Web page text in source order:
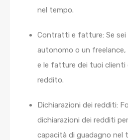
nel tempo.
Contratti e fatture: Se
autonomo o un
e le fatture dei tuoi clienti
reddito.
Dichiarazioni dei redditi:
dichiarazioni dei redditi
capacità di guadagno nel